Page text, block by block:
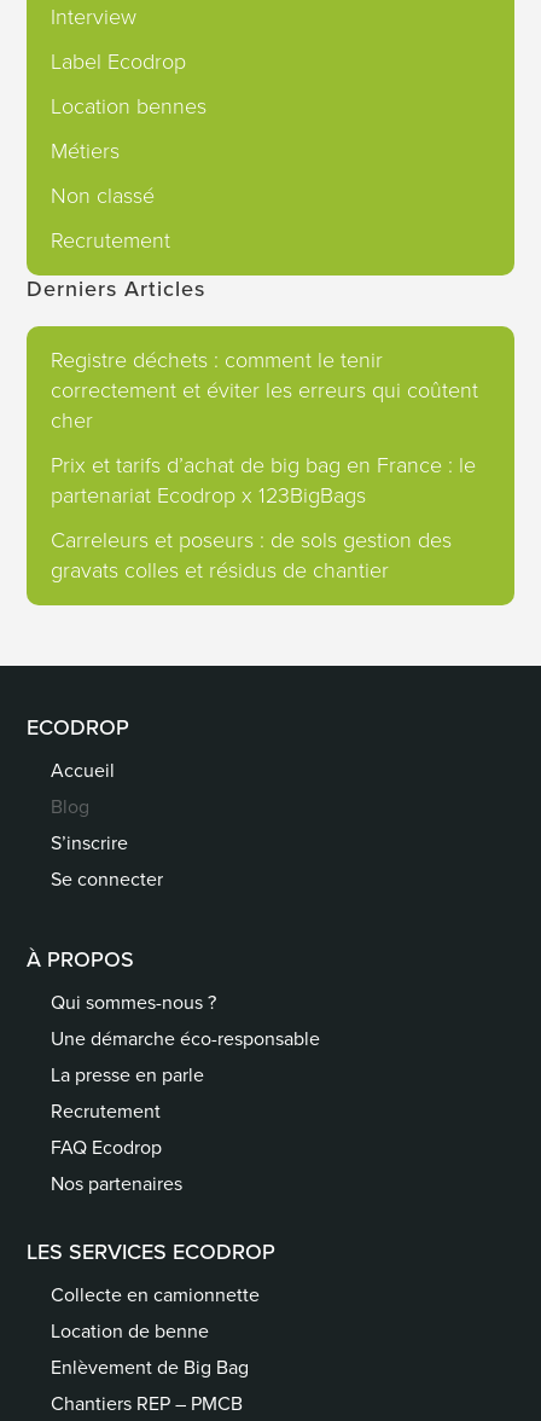
Interview
Label Ecodrop
Location bennes
Métiers
Non classé
Recrutement
Derniers Articles
Registre déchets : comment le tenir
correctement et éviter les erreurs qui coûtent
cher
Prix et tarifs d’achat de big bag en France : le
partenariat Ecodrop x 123BigBags
Carreleurs et poseurs : de sols gestion des
gravats colles et résidus de chantier
ECODROP
Accueil
Blog
S’inscrire
Se connecter
À PROPOS
Qui sommes-nous ?
Une démarche éco-responsable
La presse en parle
Recrutement
FAQ Ecodrop
Nos partenaires
LES SERVICES ECODROP
Collecte en camionnette
Location de benne
Enlèvement de Big Bag
Chantiers REP – PMCB